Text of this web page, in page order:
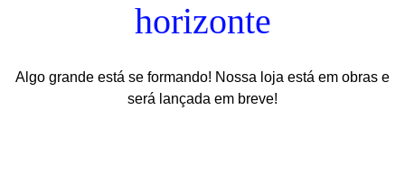
horizonte
Algo grande está se formando! Nossa loja está em obras e
será lançada em breve!